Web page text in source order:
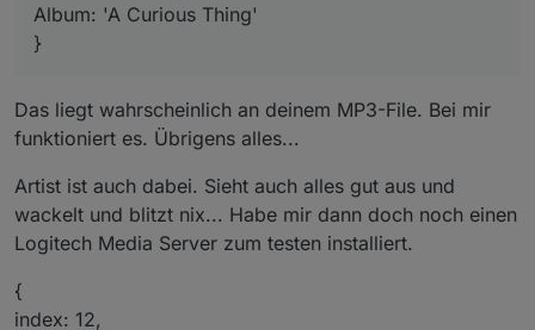
Album: 'A Curious Thing'
}
Das liegt wahrscheinlich an deinem MP3-File. Bei mir
funktioniert es. Übrigens alles...
Artist ist auch dabei. Sieht auch alles gut aus und
wackelt und blitzt nix... Habe mir dann doch noch einen
Logitech Media Server zum testen installiert.
{
index: 12,